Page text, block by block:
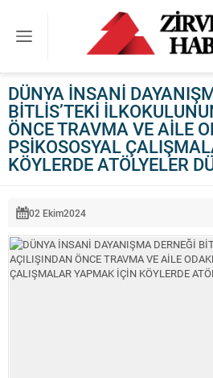
DÜNYA İNSANİ
BİTLİS’TEKİ
ÖNCE TRAVMA VE AİLE
PSİKOSOSYAL
KÖYLERDE ATÖLYELER
02 Ekim2024